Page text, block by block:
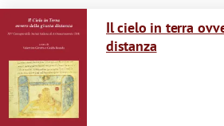
Immagine
Il cielo in terra
distanza